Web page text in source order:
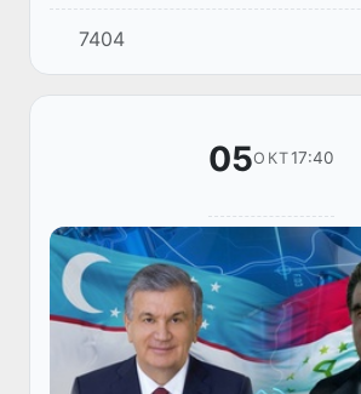
Республики Узбекистан
провёл переговоры с
Республики Таджикистан
7404
05ОКТ17:40